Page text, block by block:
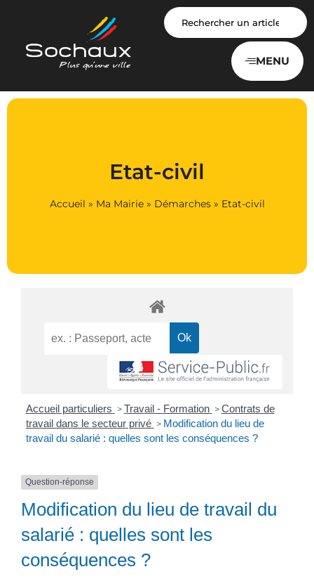
MENU
Etat-civil
Accueil » Ma Mairie» Démarches» Etat-civil
Accueil particuliers > Travail - Formation > Contrats de
travail dans le secteur privé > Modification du lieu de
travail du salarié : quelles sont les conséquences ?
Question-réponse
Modification du lieu de travail du
salarié : quelles sont les
conséquences ?
Panneau de gestion des cookies